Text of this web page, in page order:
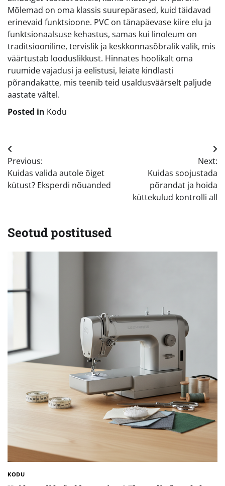
Mõlemad on oma klassis suurepärased, kuid täidavad
erinevaid funktsioone. PVC on tänapäevase kiire elu ja
funktsionaalsuse kehastus, samas kui linoleum on
traditsiooniline, tervislik ja keskkonnasõbralik valik, mis
väärtustab looduslikkust. Hinnates hoolikalt oma
ruumide vajadusi ja eelistusi, leiate kindlasti
põrandakatte, mis teenib teid usaldusväärselt paljude
aastate vältel.
Posted in Kodu
Navigeerimine
Previous:
Kuidas valida autole õiget
kütust? Eksperdi nõuanded
Next:
Kuidas soojustada
põrandat ja hoida
küttekulud kontrolli all
Seotud postitused
KODU